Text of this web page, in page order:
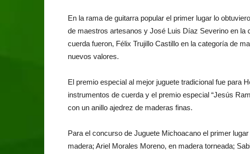
En la rama de guitarra popular el primer lugar lo
de maestros artesanos y José Luis Díaz Severino en
cuerda fueron, Félix Trujillo Castillo en la categoría de
nuevos valores.
El premio especial al mejor juguete tradicional fue para
instrumentos de cuerda y el premio especial “Jesús
con un anillo ajedrez de maderas finas.
Para el concurso de Juguete Michoacano el primer
madera; Ariel Morales Moreno, en madera torneada;